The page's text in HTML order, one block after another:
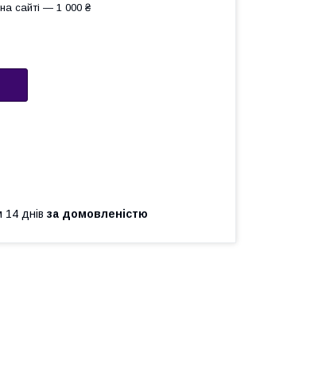
сайті — 1 000 ₴
14 днів за домовленістю